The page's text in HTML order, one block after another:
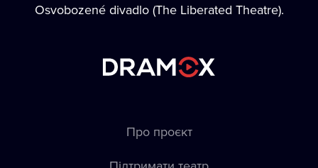
Osvobozené divadlo (The Liberated Theatre).
Про проєкт